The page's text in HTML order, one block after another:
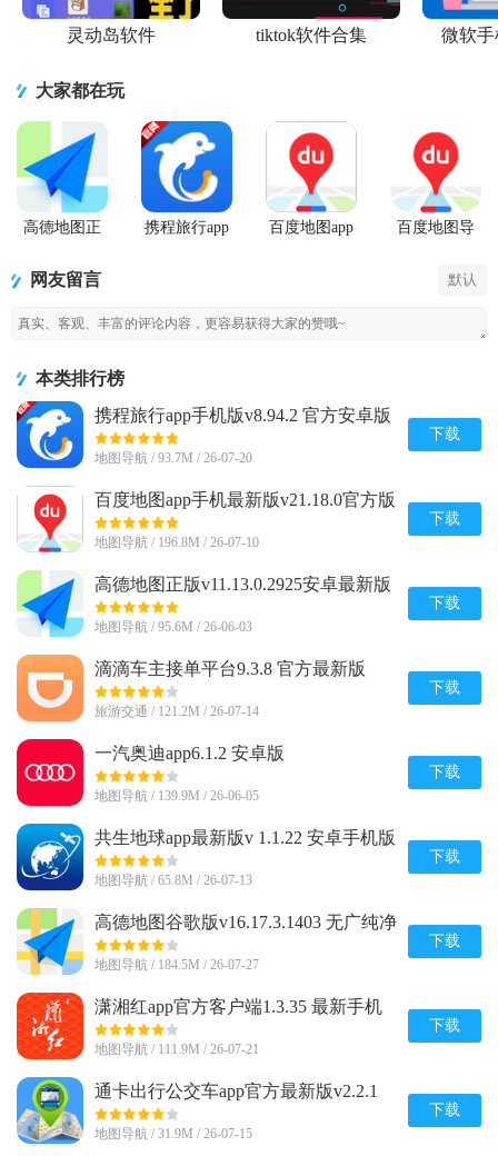
灵动岛软件 tiktok软件合集 微软手
大家都在玩
高德地图正
携程旅行app
百度地图app
百度地图导
网友留言 默认
本类排行榜
携程旅行app手机版v8.94.2 官方安卓版
地图导航 / 93.7M / 26-07-20
下载
百度地图app手机最新版v21.18.0官方版
地图导航 / 196.8M / 26-07-10
下载
高德地图正版v11.13.0.2925安卓最新版
地图导航 / 95.6M / 26-06-03
下载
滴滴车主接单平台9.3.8 官方最新版
旅游交通 / 121.2M / 26-07-14
下载
一汽奥迪app6.1.2 安卓版
地图导航 / 139.9M / 26-06-05
下载
共生地球app最新版v 1.1.22 安卓手机版
地图导航 / 65.8M / 26-07-13
下载
高德地图谷歌版v16.17.3.1403 无广纯净
版
地图导航 / 184.5M / 26-07-27
下载
潇湘红app官方客户端1.3.35 最新手机
版
地图导航 / 111.9M / 26-07-21
下载
通卡出行公交车app官方最新版v2.2.1
正版
地图导航 / 31.9M / 26-07-15
下载